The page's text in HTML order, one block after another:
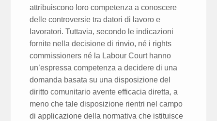
attribuiscono loro competenza a conoscere
delle controversie tra datori di lavoro e
lavoratori. Tuttavia, secondo le indicazioni
fornite nella decisione di rinvio, né i rights
commissioners né la Labour Court hanno
un’espressa competenza a decidere di una
domanda basata su una disposizione del
diritto comunitario avente efficacia diretta, a
meno che tale disposizione rientri nel campo
di applicazione della normativa che istituisce